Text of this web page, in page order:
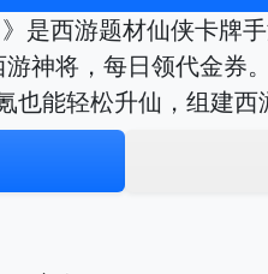
是西游题材仙侠卡
神将，每日领代金券
能轻松升仙，组建西